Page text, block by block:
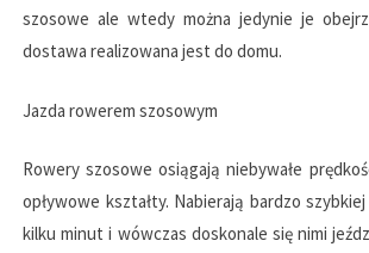
szosowe ale wtedy można jedynie je
dostawa realizowana jest do domu.
Jazda rowerem szosowym
Rowery szosowe osiągają niebywałe
opływowe kształty. Nabierają bardzo
kilku minut i wówczas doskonale się nimi